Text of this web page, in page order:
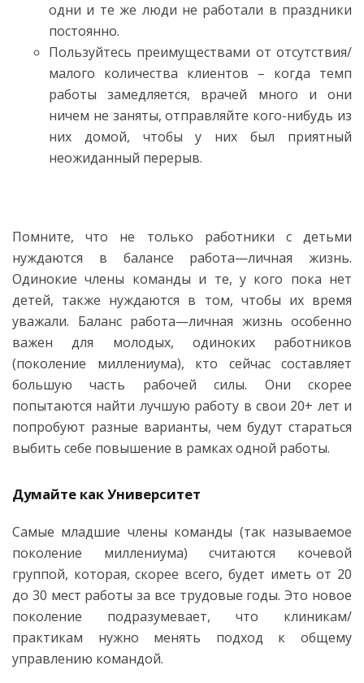
одни и те же люди не работали в праздники
постоянно.
Пользуйтесь преимуществами от отсутствия/
малого количества клиентов – когда темп
работы замедляется, врачей много и они
ничем не заняты, отправляйте кого-нибудь из
них домой, чтобы у них был приятный
неожиданный перерыв.
Помните, что не только работники с детьми
нуждаются в балансе работа—личная жизнь.
Одинокие члены команды и те, у кого пока нет
детей, также нуждаются в том, чтобы их время
уважали. Баланс работа—личная жизнь особенно
важен для молодых, одиноких работников
(поколение миллениума), кто сейчас составляет
большую часть рабочей силы. Они скорее
попытаются найти лучшую работу в свои 20+ лет и
попробуют разные варианты, чем будут стараться
выбить себе повышение в рамках одной работы.
Думайте как Университет
Самые младшие члены команды (так называемое
поколение миллениума) считаются кочевой
группой, которая, скорее всего, будет иметь от 20
до 30 мест работы за все трудовые годы. Это новое
поколение подразумевает, что клиникам/
практикам нужно менять подход к общему
управлению командой.